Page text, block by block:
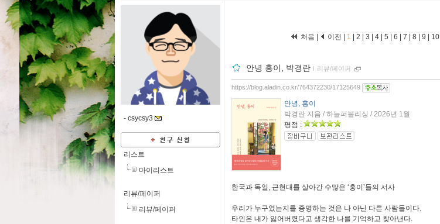
- csycsy3
리스트
마이리스트
리뷰/페이퍼
리뷰/페이퍼
처음 | 이전 | 1 2 3 4 5 6 7 8 9 10
안녕 홍이, 박경란 ｌ 리뷰/페이퍼
https://blog.aladin.co.kr/764372230/17125649
안녕, 홍이
박경란 지음 / 하늘퍼블리싱 / 2026년 1월
평점 :
한국과 독일, 근현대를 살아간 수많은 ‘홍이’들의 서사
우리가 누구였는지를 증명하는 것은 나 아닌 다른 사람들이다.
타인은 내가 잃어버렸다고 생각한 나를 기억하고 찾아낸다.